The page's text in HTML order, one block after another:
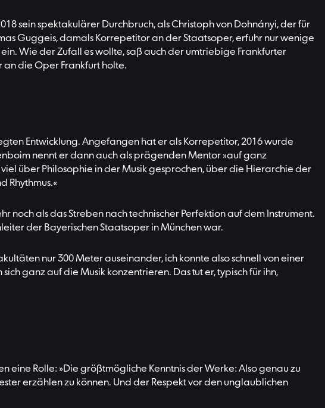
sein spektakulärer Durchbruch, als Christoph von Dohnányi, der für
Guggeis, damals Korrepetitor an der Staatsoper, erfuhr nur wenige
Wie der Zufall es wollte, saß auch der umtriebige Frankfurter
an die Oper Frankfurt holte.
Entwicklung. Angefangen hat er als Korrepetitor, 2016 wurde
nennt er dann auch als prägenden Mentor »auf ganz
über Philosophie in der Musik gesprochen, über die Hierarchie der
Rhythmus.«
noch als das Streben nach technischer Perfektion auf dem Instrument.
der Bayerischen Staatsoper in München war.
nur 300 Meter auseinander, ich konnte also schnell von einer
ganz auf die Musik konzentrieren. Das tut er, typisch für ihn,
eine Rolle: »Die größtmögliche Kenntnis der Werke: Also genau zu
erzählen zu können. Und der Respekt vor den unglaublichen